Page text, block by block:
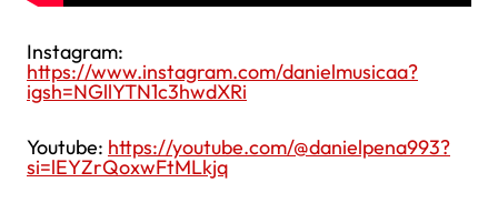
Instagram:
https://www.instagram.com/danielmusicaa?
igsh=NGllYTN1c3hwdXRi
Youtube: https://youtube.com/@danielpena993?
si=lEYZrQoxwFtMLkjq